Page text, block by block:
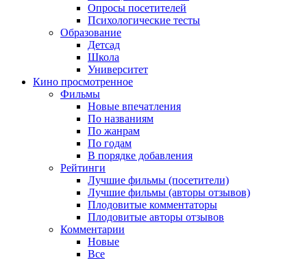
Опросы посетителей
Психологические тесты
Образование
Детсад
Школа
Университет
Кино просмотренное
Фильмы
Новые впечатления
По названиям
По жанрам
По годам
В порядке добавления
Рейтинги
Лучшие фильмы (посетители)
Лучшие фильмы (авторы отзывов)
Плодовитые комментаторы
Плодовитые авторы отзывов
Комментарии
Новые
Все